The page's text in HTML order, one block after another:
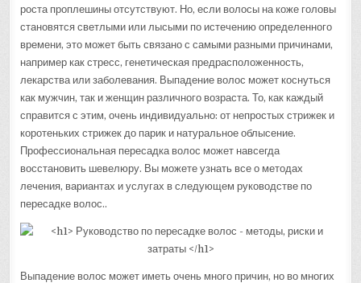
роста проплешины отсутствуют. Но, если волосы на коже головы
становятся светлыми или лысыми по истечению определенного
времени, это может быть связано с самыми разными причинами,
например как стресс, генетическая предрасположенность,
лекарства или заболевания. Выпадение волос может коснуться
как мужчин, так и женщин различного возраста. То, как каждый
справится с этим, очень индивидуально: от непростых стрижек и
коротеньких стрижек до парик и натуральное облысение.
Профессиональная пересадка волос может навсегда
восстановить шевелюру. Вы можете узнать все о методах
лечения, вариантах и услугах в следующем руководстве по
пересадке волос..
Выпадение волос может иметь очень много причин, но во многих